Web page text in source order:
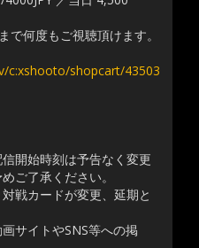
何度もご視聴頂けます。
c:xshooto/shopcart/43503
開始時刻は予告なく変更
ご了承ください。
戦カードが変更、延期と
サイトやSNS等への掲